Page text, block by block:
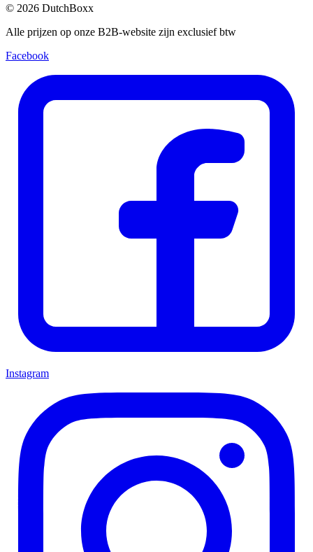
© 2026 DutchBoxx
Alle prijzen op onze B2B-website zijn exclusief btw
Facebook
Instagram